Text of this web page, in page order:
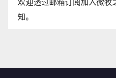
知。